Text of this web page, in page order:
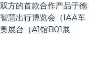
方的首款合作产品于德
慧出行博览会（IAA车
展台（A1馆B01展